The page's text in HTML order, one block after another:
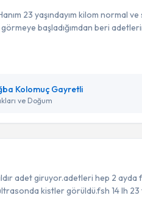
23 yaşındayım kilom normal
başladığımdan beri
Kolomuç Gayretli
ve Doğum
adet giruyor.adetleri hep 2
kistler görüldü.fsh 14 lh 23